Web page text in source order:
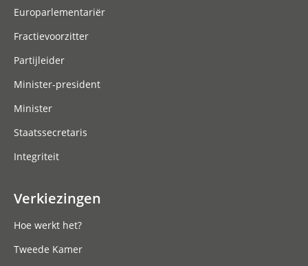
Europarlementariër
Fractievoorzitter
Partijleider
Minister-president
Minister
Staatssecretaris
Integriteit
Verkiezingen
Hoe werkt het?
Tweede Kamer